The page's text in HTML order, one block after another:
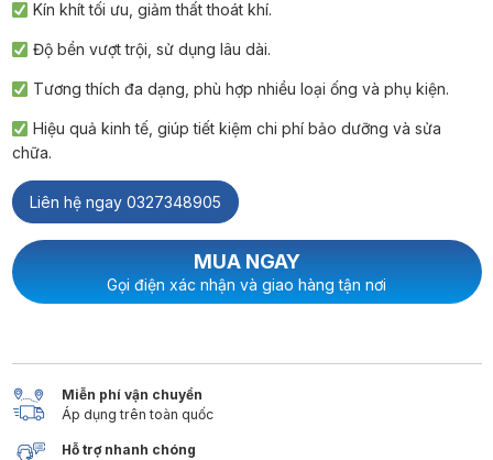
Kín khít tối ưu, giảm thất thoát khí.
Độ bền vượt trội, sử dụng lâu dài.
Tương thích đa dạng, phù hợp nhiều loại ống và phụ kiện.
Hiệu quả kinh tế, giúp tiết kiệm chi phí bảo dưỡng và sửa
chữa.
Liên hệ ngay 0327348905
MUA NGAY
Gọi điện xác nhận và giao hàng tận nơi
Miễn phí vận chuyển
Áp dụng trên toàn quốc
Hỗ trợ nhanh chóng